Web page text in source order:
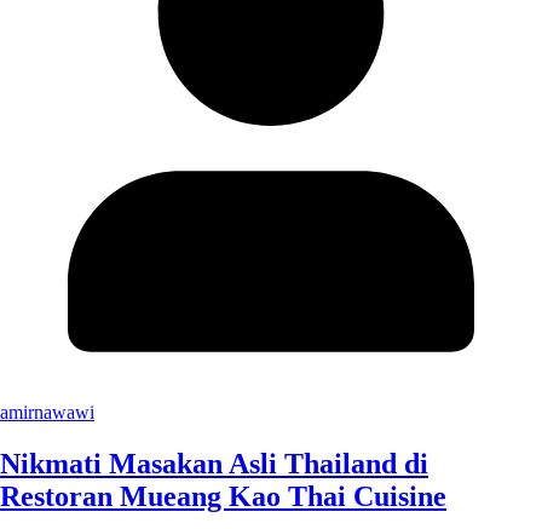
amirnawawi
Nikmati Masakan Asli Thailand di
Restoran Mueang Kao Thai Cuisine